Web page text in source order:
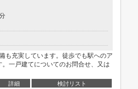
も充実しています。徒歩でも駅へのア
一戸建てについてのお問合せ、又は
詳細 検討リスト